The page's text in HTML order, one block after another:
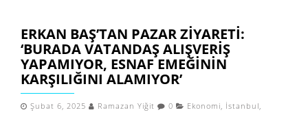
ERKAN BAŞ’TAN PAZAR ZIYARETI:
‘BURADA VATANDAŞ ALIŞVERIŞ
YAPAMIYOR, ESNAF EMEĞININ
KARŞILIĞINI ALAMIYOR’
Şubat 6, 2025 Ramazan Yiğit 0 Ekonomi, İstanbul,